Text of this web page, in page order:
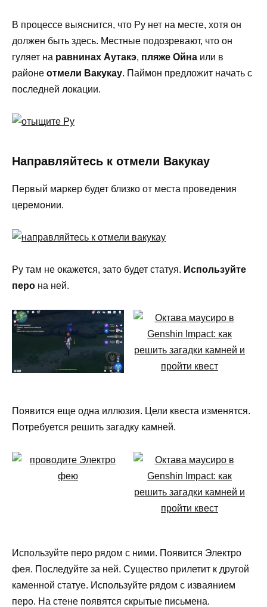
В процессе выяснится, что Ру нет на месте, хотя он
должен быть здесь. Местные подозревают, что он
гуляет на равнинах Аутакэ, пляже Ойна или в
районе отмели Вакукау. Паймон предложит начать с
последней локации.
Направляйтесь к отмели Вакукау
Первый маркер будет близко от места проведения
церемонии.
Ру там не окажется, зато будет статуя. Используйте
перо на ней.
Появится еще одна иллюзия. Цели квеста изменятся.
Потребуется решить загадку камней.
Используйте перо рядом с ними. Появится Электро
фея. Последуйте за ней. Существо прилетит к другой
каменной статуе. Используйте рядом с изваянием
перо. На стене появятся скрытые письмена.